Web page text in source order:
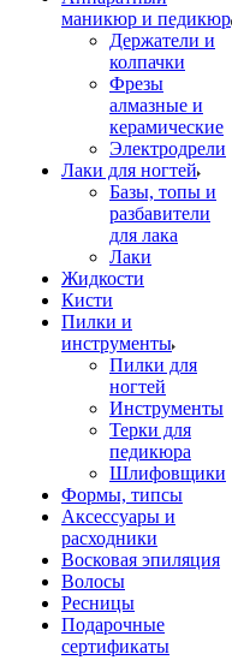
маникюр и педикюр
Держатели и
колпачки
Фрезы
алмазные и
керамические
Электродрели
Лаки для ногтей
Базы, топы и
разбавители
для лака
Лаки
Жидкости
Кисти
Пилки и
инструменты
Пилки для
ногтей
Инструменты
Терки для
педикюра
Шлифовщики
Формы, типсы
Аксессуары и
расходники
Восковая эпиляция
Волосы
Ресницы
Подарочные
сертификаты